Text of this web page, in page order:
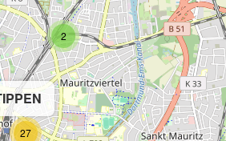
2
27